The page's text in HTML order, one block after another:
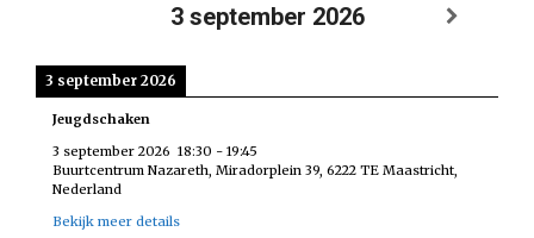
3 september 2026
3 september 2026
Jeugdschaken
3 september 2026 18:30 - 19:45
Buurtcentrum Nazareth, Miradorplein 39, 6222 TE Maastricht,
Nederland
Bekijk meer details